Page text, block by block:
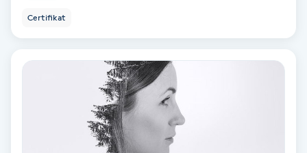
Certifikat